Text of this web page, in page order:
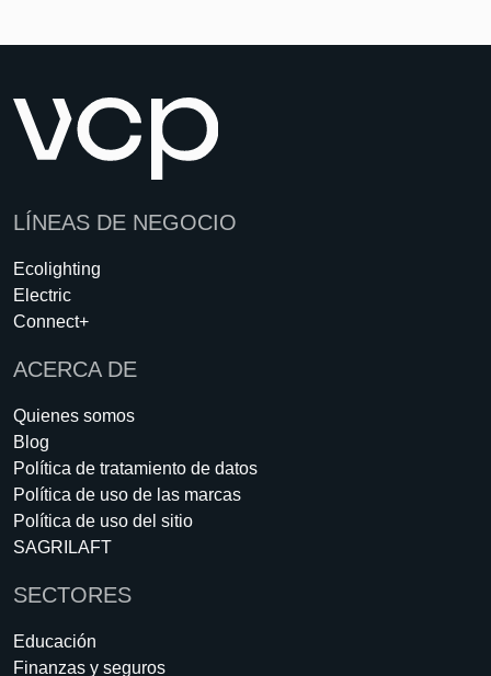
LÍNEAS DE NEGOCIO
Ecolighting
Electric
Connect+
ACERCA DE
Quienes somos
Blog
Política de tratamiento de datos
Política de uso de las marcas
Política de uso del sitio
SAGRILAFT
SECTORES
Educación
Finanzas y seguros